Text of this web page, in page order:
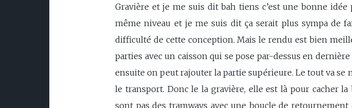
Gravière et je me suis dit bah tiens c’est une bonne
même niveau et je me suis dit ça serait plus sympa de
difficulté de cette conception. Mais le rendu est bien
parties avec un caisson qui se pose par-dessus en
ensuite on peut rajouter la partie supérieure. Le tout va se
le transport. Donc le la gravière, elle est là pour cacher
sont pas des tramways avec une boucle de